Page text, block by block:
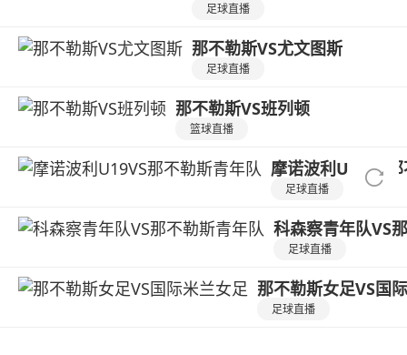
足球直播
那不勒斯VS尤文图斯
足球直播
那不勒斯VS班列顿
篮球直播
摩诺波利U19VS
足球直播
科森察青年队VS
足球直播
那不勒斯女足VS国
足球直播